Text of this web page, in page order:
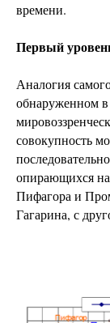
времени.
Первый
Аналогия
обнаруженном в
совокупность
опирающихся
Пифагора и
Гагарина, с